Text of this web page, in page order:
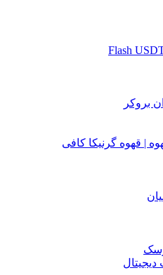
Flash
بروکر
| قهوه گرنیکا کافی
دیجیتال